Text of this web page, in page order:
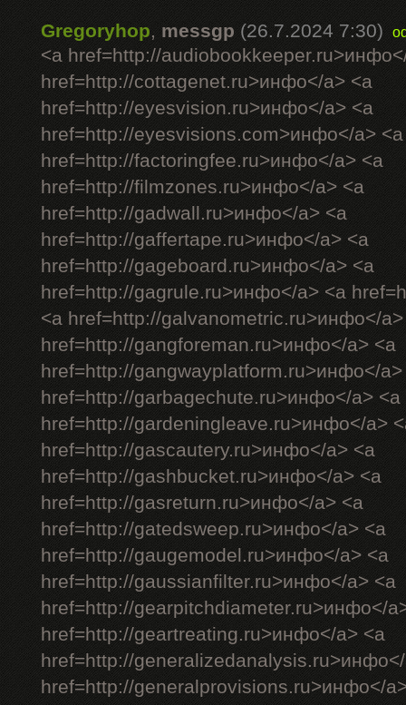
Gregoryhop,messgp (26.7.2024 7:30)
<a href=http://
href=http://cottagenet.ru>инфо</a> <a
href=http://eyesvision.ru>инфо</a> <a
href=http://eyesvisions.com>инфо</a> <a
href=http://factoringfee.ru>инфо</a> <a
href=http://filmzones.ru>инфо</a> <a
href=http://gadwall.ru>инфо</a> <a
href=http://gaffertape.ru>инфо</a> <a
href=http://gageboard.ru>инфо</a> <a
href=http://gagrule.ru>инфо</a> <a
<a href=http://galvanometric.ru>инфо</
href=http://gangforeman.ru>инфо</a> <a
href=http://gangwayplatform.ru>инфо</a>
href=http://garbagechute.ru>инфо</a> <a
href=http://gardeningleave.ru>инфо</a>
href=http://gascautery.ru>инфо</a> <a
href=http://gashbucket.ru>инфо</a> <a
href=http://gasreturn.ru>инфо</a> <a
href=http://gatedsweep.ru>инфо</a> <a
href=http://gaugemodel.ru>инфо</a> <a
href=http://gaussianfilter.ru>инфо</a> <a
href=http://gearpitchdiameter.ru>инфо</
href=http://geartreating.ru>инфо</a> <a
href=http://
href=http://generalprovisions.ru>инфо</